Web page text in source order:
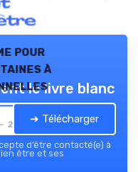
pour
à
2026
le livre blanc
➔ Télécharger
d’être contacté(e) à
être et ses